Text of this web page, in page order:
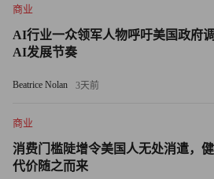
Anthropic首席执行官达里奥·阿莫迪
回了他去年关于人工智能将淘汰半
速度比以往任何技术都快，因此可能
“当给系统施加的负荷超出其常规极
商业
AI行业一众领军人物呼吁美国政府
AI发展节奏
Beatrice Nolan 3天前
商业
消费门槛陡增令美国人无处消遣，
代价随之而来